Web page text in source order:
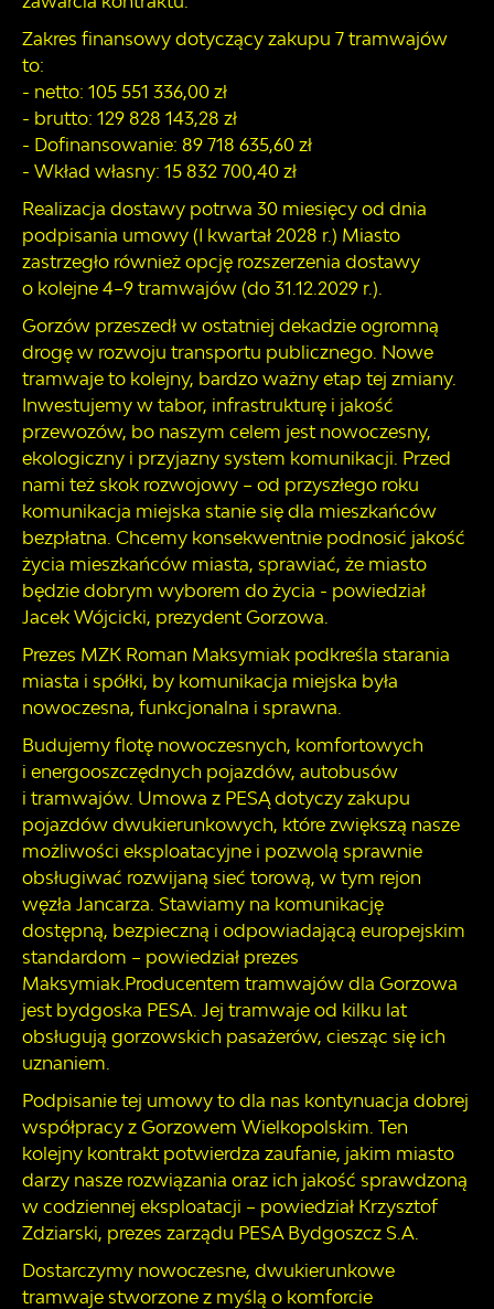
Zakres finansowy dotyczący zakupu 7 tramwajów
to:
- netto: 105 551 336,00 zł
- brutto: 129 828 143,28 zł
- Dofinansowanie: 89 718 635,60 zł
- Wkład własny: 15 832 700,40 zł
Realizacja dostawy potrwa 30 miesięcy od dnia
podpisania umowy (I kwartał 2028 r.) Miasto
zastrzegło również opcję rozszerzenia dostawy
o kolejne 4–9 tramwajów (do 31.12.2029 r.).
Gorzów przeszedł w ostatniej dekadzie ogromną
drogę w rozwoju transportu publicznego. Nowe
tramwaje to kolejny, bardzo ważny etap tej zmiany.
Inwestujemy w tabor, infrastrukturę i jakość
przewozów, bo naszym celem jest nowoczesny,
ekologiczny i przyjazny system komunikacji. Przed
nami też skok rozwojowy – od przyszłego roku
komunikacja miejska stanie się dla mieszkańców
bezpłatna. Chcemy konsekwentnie podnosić jakość
życia mieszkańców miasta, sprawiać, że miasto
będzie dobrym wyborem do życia - powiedział
Jacek Wójcicki, prezydent Gorzowa.
Prezes MZK Roman Maksymiak podkreśla starania
miasta i spółki, by komunikacja miejska była
nowoczesna, funkcjonalna i sprawna.
Budujemy flotę nowoczesnych, komfortowych
i energooszczędnych pojazdów, autobusów
i tramwajów. Umowa z PESĄ dotyczy zakupu
pojazdów dwukierunkowych, które zwiększą nasze
możliwości eksploatacyjne i pozwolą sprawnie
obsługiwać rozwijaną sieć torową, w tym rejon
węzła Jancarza. Stawiamy na komunikację
dostępną, bezpieczną i odpowiadającą europejskim
standardom – powiedział prezes
Maksymiak.Producentem tramwajów dla Gorzowa
jest bydgoska PESA. Jej tramwaje od kilku lat
obsługują gorzowskich pasażerów, ciesząc się ich
uznaniem.
Podpisanie tej umowy to dla nas kontynuacja dobrej
współpracy z Gorzowem Wielkopolskim. Ten
kolejny kontrakt potwierdza zaufanie, jakim miasto
darzy nasze rozwiązania oraz ich jakość sprawdzoną
w codziennej eksploatacji – powiedział Krzysztof
Zdziarski, prezes zarządu PESA Bydgoszcz S.A.
Dostarczymy nowoczesne, dwukierunkowe
tramwaje stworzone z myślą o komforcie